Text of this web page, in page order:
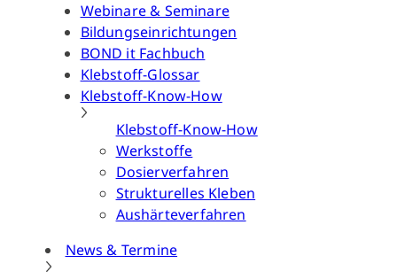
Webinare & Seminare
Bildungseinrichtungen
BOND it Fachbuch
Klebstoff-Glossar
Klebstoff-Know-How
Klebstoff-Know-How
Werkstoffe
Dosierverfahren
Strukturelles Kleben
Aushärteverfahren
News & Termine